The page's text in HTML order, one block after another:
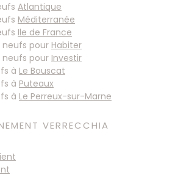
Atlantique
Méditerranée
Ile de France
neufs pour Habiter
neufs pour Investir
à
à
à
VERRECCHIA